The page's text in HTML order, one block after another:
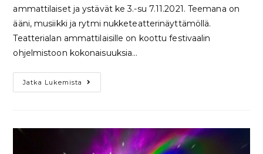
ammattilaiset ja ystävät ke 3.-su 7.11.2021. Teemana on
ääni, musiikki ja rytmi nukketeatterinäyttämöllä.
Teatterialan ammattilaisille on koottu festivaalin
ohjelmistoon kokonaisuuksia…
Jatka Lukemista